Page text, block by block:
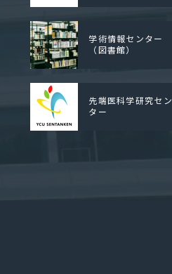
学術情報センター
（図書館）
先端医科学研究セン
ター